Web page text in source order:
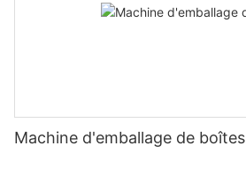
Machine d'emballage de boîtes